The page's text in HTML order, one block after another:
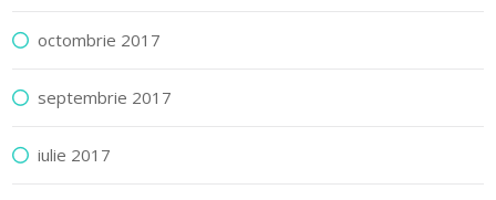
octombrie 2017
septembrie 2017
iulie 2017